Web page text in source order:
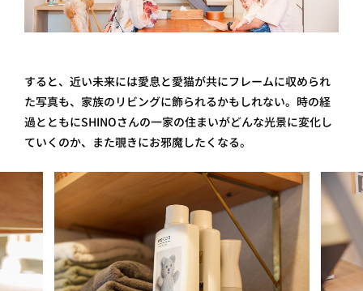
すると、近い未来には愛息と愛猫が共にフレームに収められ
た写真も、家族のリビングに飾られるかもしれない。時の経
過とともにSHINOさんの一家の住まいがどんな光景に変化し
ていくのか、また覗きにお邪魔したくなる。